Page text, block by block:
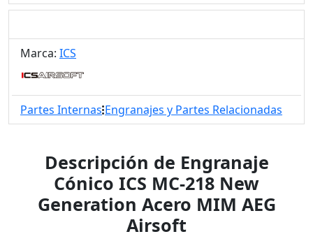
Marca: ICS
Partes Internas Engranajes y Partes Relacionadas
Descripción de Engranaje
Cónico ICS MC-218 New
Generation Acero MIM AEG
Airsoft